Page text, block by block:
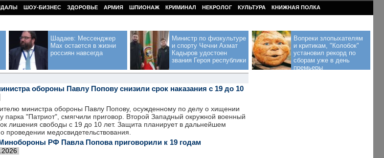
ШОУ-БИЗНЕС ЗДОРОВЬЕ АРМИЯ ШПИОНАЖ КРИМИНАЛ НЕКРОЛОГ КУЛЬТУРА КНИЖНАЯ ПОЛКА
Шадаев: Мессенджер
Max остается в жизни
россиян навсегда
Министр по физкультуре
и спорту Чечни Ахмат
Кадыров удостоен
звания Героя республики
Вопреки злопыхателям
и критикам, "Колобок"
установил рекорд по
сборам уже в день
премьеры
обороны Павлу Попову снизили срок наказания с 19 до 10
министра обороны Павлу Попову, осужденному по делу о хищении
парка "Патриот", смягчили приговор. Второй Западный окружной военный
лишения свободы с 19 до 10 лет. Защита планирует в дальнейшем
проведении медосвидетельствования.
РФ Павла Попова приговорили к 19 годам